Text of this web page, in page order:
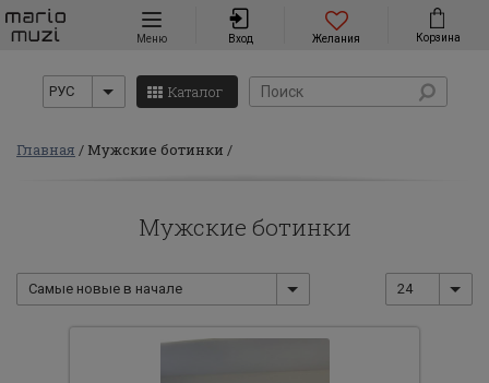
Навигация
Меню Вход Желания Корзина
РУС Каталог
Главная Мужские ботинки
Мужские ботинки
Самые новые в начале 24